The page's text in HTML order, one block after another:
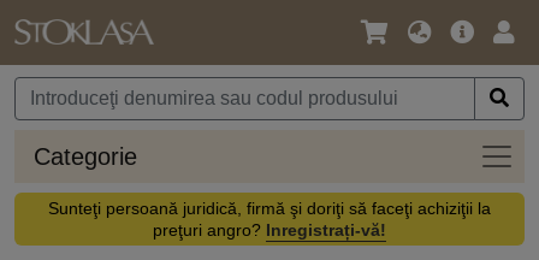
Limbă
Monedă
Meniul
Categorie
Sunteţi persoană juridică, firmă şi doriţi să faceţi achiziţii la
preţuri angro? Inregistrați-vă!